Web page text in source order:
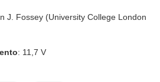
J. Fossey (University College London
: 11,7 V